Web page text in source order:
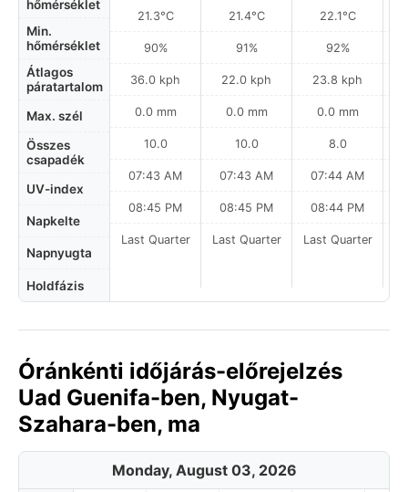
hőmérséklet
Min.
hőmérséklet
Átlagos
páratartalom
Max. szél
Összes
csapadék
UV-index
Napkelte
Napnyugta
Holdfázis
21.3°C
90%
36.0 kph
0.0 mm
10.0
07:43 AM
08:45 PM
Last Quarter
21.4°C
91%
22.0 kph
0.0 mm
10.0
07:43 AM
08:45 PM
Last Quarter
22.1°C
92%
23.8 kph
0.0 mm
8.0
07:44 AM
08:44 PM
Last Quarter
Óránkénti időjárás-előrejelzés
Uad Guenifa-ben, Nyugat-
Szahara-ben, ma
Monday, August 03, 2026